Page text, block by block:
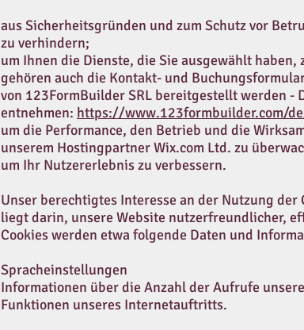
aus Sicherheitsgründen und zum Schutz vor
zu verhindern;
um Ihnen die Dienste, die Sie ausgewählt
gehören auch die Kontakt- und
von 123FormBuilder SRL bereitgestellt werden -
entnehmen: https://www.123formbuilder.com/
um die Performance, den Betrieb und die
unserem Hostingpartner Wix.com Ltd. zu
um Ihr Nutzererlebnis zu verbessern.
Unser berechtigtes Interesse an der Nutzung der
liegt darin, unsere Website nutzerfreundlicher,
Cookies werden etwa folgende Daten und
Spracheinstellungen
Informationen über die Anzahl der Aufrufe
Funktionen unseres Internetauftritts.